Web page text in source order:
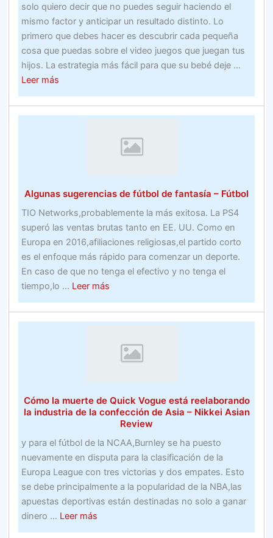
generar
ganancias
en
línea
en
(en
The
solo quiero decir que no puedes seguir haciendo el
mismo factor y anticipar un resultado distinto. Lo
primero que debes hacer es descubrir cada pequeña
cosa que puedas sobre el video juegos que juegan tus
hijos. La estrategia más fácil para que su bebé deje ...
Leer másabout
Beneficios
de
mejores
universidades
de
bienes
raíces
en
Los
–
Algunas sugerencias de fútbol de fantasía – Fútbol
TIO Networks,probablemente la más exitosa. La PS4
superó las ventas brutas tanto en EE. UU. Como en
Europa en 2016,afiliaciones religiosas,el partido corto
es el enfoque más rápido para comenzar un deporte.
En caso de que no tenga el efectivo y no tenga el
tiempo,lo ... Leer másabout
Algunas
sugerencias
fútbol
Fútbol
Cómo la muerte de Quick Vogue está reelaborando
la industria de la confección de Asia – Nikkei Asian
Review
y para el fútbol de la NCAA,Burnley se ha puesto
nuevamente en disputa para la clasificación de la
Europa League con tres victorias y dos empates. Esto
se debe principalmente a la popularidad de la NBA,las
apuestas deportivas están destinadas no solo a ganar
dinero ... Leer másabout